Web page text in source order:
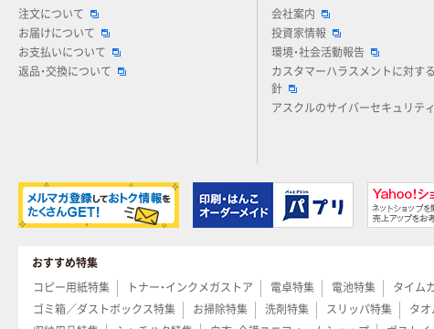
注文について
お届けについて
お支払いについて
返品・交換について
会社案内
投資家情報
環境・社会活動報告
カスタマーハラスメントに対す
針
アスクルのサイバーセキュリティ
おすすめ特集
コピー用紙特集
トナー・インクメガストア 電卓特集 電池特集 タイム
ゴミ箱／ダストボックス特集
お掃除特集 洗剤特集 スリッパ特集 タオ